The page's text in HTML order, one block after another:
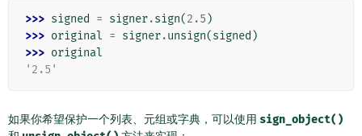
>>> signed = signer.sign(2.5 )
>>> original = signer.unsign(signed )
>>> original
'2.5'
如果你希望保护一个列表、元组或字典，可以使用 sign_object()